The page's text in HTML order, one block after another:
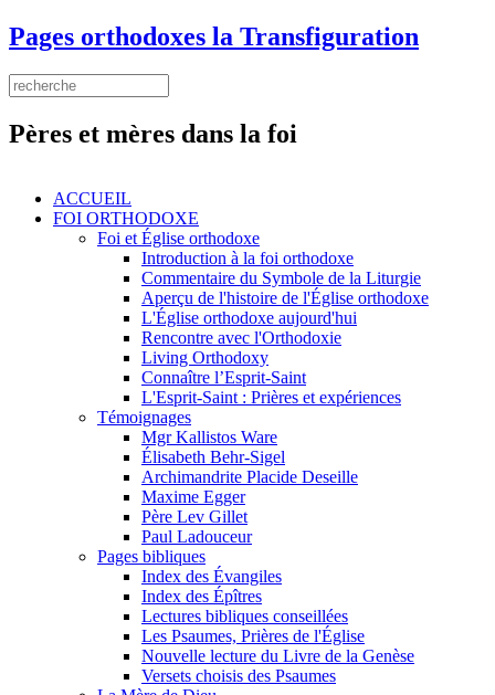
Aller au contenu principal
Pages orthodoxes la Transfiguration
Search this site
Pères et mères dans la foi
ACCUEIL
FOI ORTHODOXE
Foi et Église orthodoxe
Introduction à la foi orthodoxe
Commentaire du Symbole de la Liturgie
Aperçu de l'histoire de l'Église orthodoxe
L'Église orthodoxe aujourd'hui
Rencontre avec l'Orthodoxie
Living Orthodoxy
Connaître l’Esprit-Saint
L'Esprit-Saint : Prières et expériences
Témoignages
Mgr Kallistos Ware
Élisabeth Behr-Sigel
Archimandrite Placide Deseille
Maxime Egger
Père Lev Gillet
Paul Ladouceur
Pages bibliques
Index des Évangiles
Index des Épîtres
Lectures bibliques conseillées
Les Psaumes, Prières de l'Église
Nouvelle lecture du Livre de la Genèse
Versets choisis des Psaumes